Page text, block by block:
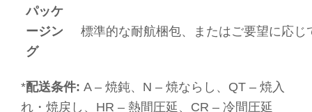
パッケ
ージン
グ
標準的な耐航梱包、またはご要望に応じ
*配送条件: A – 焼鈍、N – 焼ならし、QT – 焼入
れ・焼戻し、HR – 熱間圧延、CR – 冷間圧延